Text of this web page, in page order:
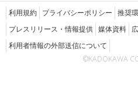
利用規約 プライバシーポリシー 推奨
プレスリリース・情報提供 媒体資料
利用者情報の外部送信について
©KADOKAWA